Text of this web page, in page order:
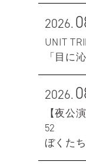
2026.
UNIT
「目に
2026.
【夜公
52
ぼくた